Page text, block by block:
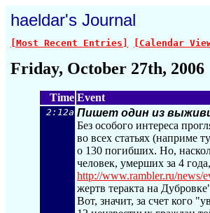
haeldar's Journal
[Most Recent Entries] [Calendar
Friday, October 27th, 2006
Time Event
2:12a Пишет один из
Без особого интереса
во всех статьях (наприме
о 130 погибших. Но,
человек, умерших за 4
http://www.rambler.ru/news/
жертв теракта на
Вот, значит, за счет кого